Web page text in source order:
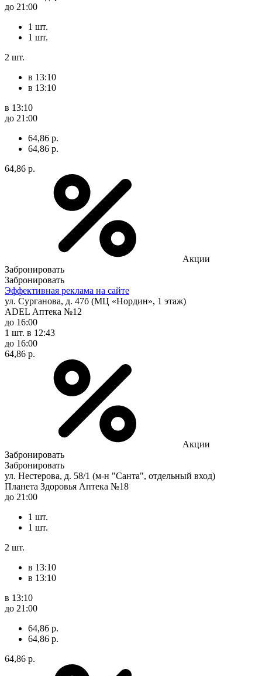
до 21:00
1 шт.
1 шт.
2 шт.
в 13:10
в 13:10
в 13:10
до 21:00
64,86 р.
64,86 р.
64,86 р.
Акции
Забронировать
Забронировать
Эффективная реклама на сайте
ул. Сурганова, д. 47б (МЦ «Нордин», 1 этаж)
ADEL Аптека №12
до 16:00
1 шт. в 12:43
до 16:00
64,86 р.
Акции
Забронировать
Забронировать
ул. Нестерова, д. 58/1 (м-н "Санта", отдельный вход)
Планета Здоровья Аптека №18
до 21:00
1 шт.
1 шт.
2 шт.
в 13:10
в 13:10
в 13:10
до 21:00
64,86 р.
64,86 р.
64,86 р.